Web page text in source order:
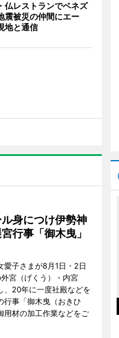
仏レストランでベネズ
震被災の仲間にエー
と通信
身につけ伊勢神
行事「御木曳」
愛子さまが8月1日・2日
宮（げくう）・内宮
、20年に一度社殿などを
行事「御木曳（おきひ
用材の加工作業などをご